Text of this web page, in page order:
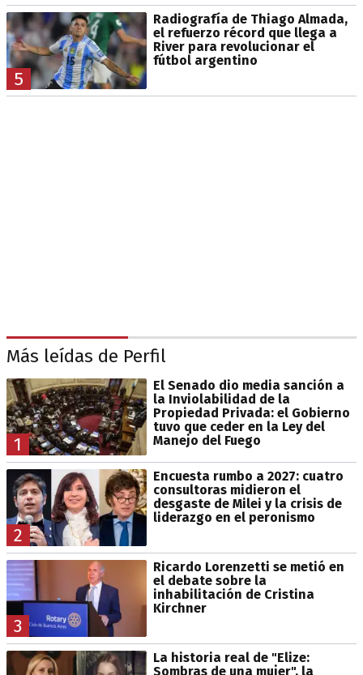
5
Radiografía de Thiago Almada,
el refuerzo récord que llega a
River para revolucionar el
fútbol argentino
Más leídas de Perfil
1
El Senado dio media sanción a
la Inviolabilidad de la
Propiedad Privada: el Gobierno
tuvo que ceder en la Ley del
Manejo del Fuego
2
Encuesta rumbo a 2027: cuatro
consultoras midieron el
desgaste de Milei y la crisis de
liderazgo en el peronismo
3
Ricardo Lorenzetti se metió en
el debate sobre la
inhabilitación de Cristina
Kirchner
La historia real de "Elize:
Sombras de una mujer", la